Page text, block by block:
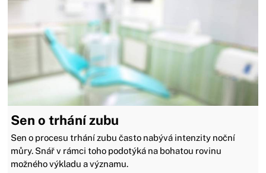
Sen o trhání zubu
Sen o procesu trhání zubu často nabývá intenzity noční
můry. Snář v rámci toho podotýká na bohatou rovinu
možného výkladu a významu.